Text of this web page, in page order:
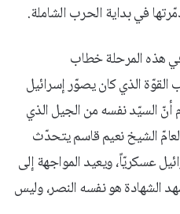
في بداية الحرب الشاملة.
هذه المرحلة خطاب
الذي كان يصوّر إسرائيل
السيّد نفسه من الجيل الذي
الشيخ نعيم قاسم يتحدّث
عسكريّاً، ويعيد المواجهة إلى
الشهادة هو نفسه النصر، وليس